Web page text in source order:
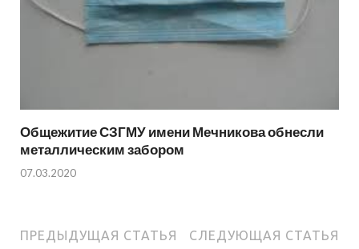
Общежитие СЗГМУ имени Мечникова обнесли
металлическим забором
07.03.2020
ПРЕДЫДУЩАЯ СТАТЬЯ СЛЕДУЮЩАЯ СТАТЬЯ